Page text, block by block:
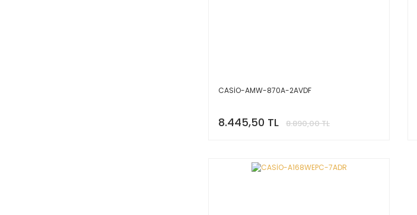
CASİO-AMW-870A-2AVDF
8.445,50 TL 8.890,00 TL